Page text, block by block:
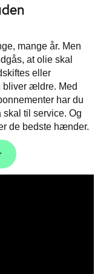
mange år. Men
at olie skal
eller
bliver ældre. Med
har du
til service. Og
de bedste hænder.